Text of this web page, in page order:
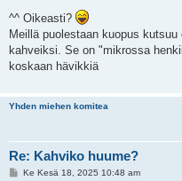
e
t
i
^^ Oikeasti?
Meillä puolestaan kuopus
kahveiksi. Se on "mikrossa
koskaan hävikkiä
Yhden miehen komitea
Re: Kahviko huume?
VKe Kesä 18, 2025 10:48 am